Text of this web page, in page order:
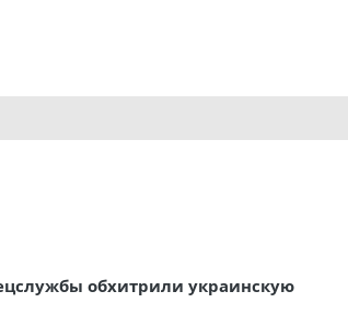
обхитрили украинскую